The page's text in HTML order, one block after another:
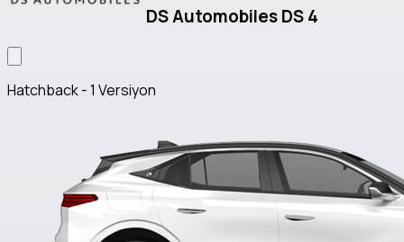
DS Automobiles DS 4
Hatchback - 1 Versiyon